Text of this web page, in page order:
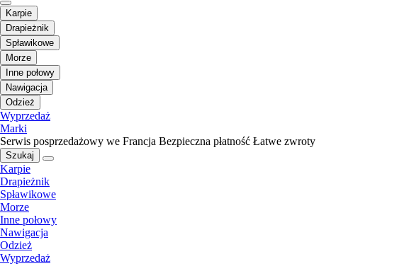
Karpie
Drapieżnik
Spławikowe
Morze
Inne połowy
Nawigacja
Odzież
Wyprzedaż
Marki
Serwis posprzedażowy we Francja Bezpieczna płatność Łatwe zwroty
Szukaj
Karpie
Drapieżnik
Spławikowe
Morze
Inne połowy
Nawigacja
Odzież
Wyprzedaż